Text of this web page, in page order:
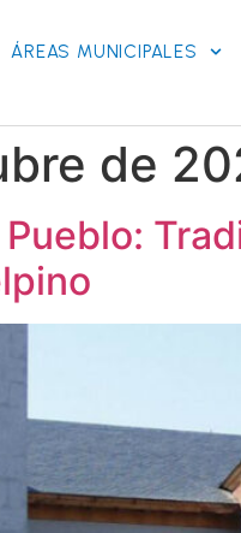
ÁREAS MUNICIPALES
de